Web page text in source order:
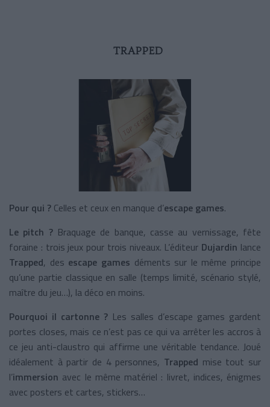
TRAPPED
Pour qui ? Celles et ceux en manque d’escape games.
Le pitch ?Braquage de banque, casse au vernissage, fête
foraine : trois jeux pour trois niveaux. L’éditeur Dujardin lance
Trapped, des escape games déments sur le même principe
qu’une partie classique en salle (temps limité, scénario stylé,
maître du jeu…), la déco en moins.
Pourquoi il cartonne ? Les salles d’escape games gardent
portes closes, mais ce n’est pas ce qui va arrêter les accros à
ce jeu anti-claustro qui affirme une véritable tendance. Joué
idéalement à partir de 4 personnes, Trapped mise tout sur
l’immersion avec le même matériel : livret, indices, énigmes
avec posters et cartes, stickers…